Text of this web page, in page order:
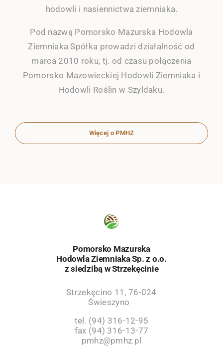
hodowli i nasiennictwa ziemniaka.
Pod nazwą Pomorsko Mazurska Hodowla
Ziemniaka Spółka prowadzi działalność od
marca 2010 roku, tj. od czasu połączenia
Pomorsko Mazowieckiej Hodowli Ziemniaka i
Hodowli Roślin w Szyldaku.
Więcej o PMHZ
Pomorsko Mazurska
Hodowla Ziemniaka Sp. z o.o.
z siedzibą w Strzekęcinie
Strzekęcino 11, 76-024
Świeszyno
tel. (94) 316-12-95
fax (94) 316-13-77
pmhz@pmhz.pl